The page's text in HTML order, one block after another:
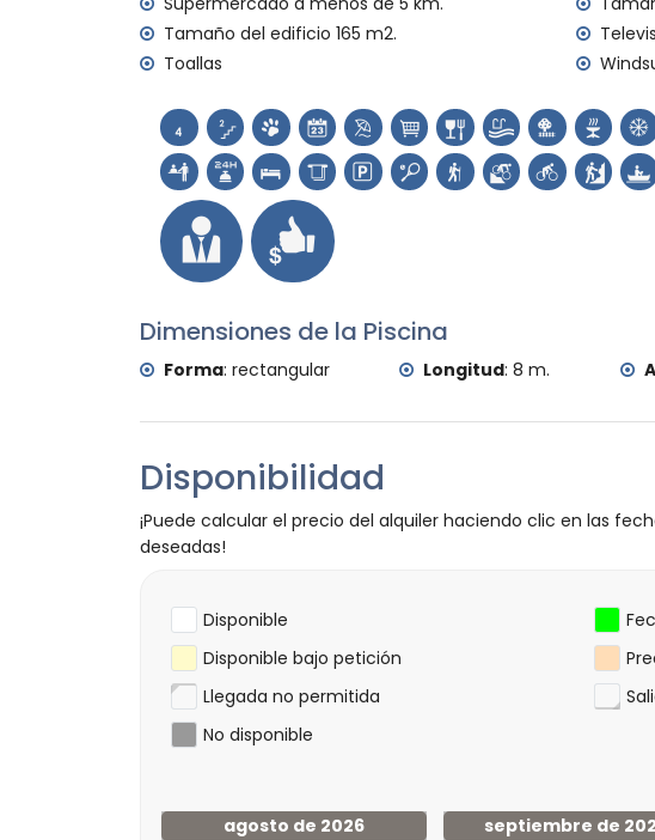
Entretenimiento y actividades de ocio para sus
paseo marítimo (El Arenal y Jávea) (a menos de 5
Lugares de interés y cultura en Jávea, Costa Blanca
museo (Histórico de Jávea, Jávea), iglesia (Virgen de
Viento, Jávea), monumento (Pueblo de Jávea, Jávea),
Jávea), lugar histórico (Pueblo de Jávea y Jávea) (a
castillo (Portal de la Vila y Denia) (a menos de 25
Deportes
ciclismo, canoa, kayak, buceo, snorkel, windsurf y
villa)
tenis, senderismo, ciclismo de montaña y escalada (a
Tamaño del edificio 165 m2.
Toallas
Dimensiones de la Piscina
Forma: rectangular Longitud:8 m.
Disponibilidad
¡Puede calcular el precio del alquiler haciendo clic en las
deseadas!
Disponible
Disponible bajo petición
Llegada no permitida
No disponible
agosto de 2026
septiembre de